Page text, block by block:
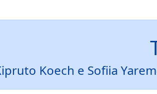
Koech e Sofiia